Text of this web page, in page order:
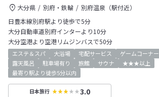
大分県 別府・鉄輪
別府温泉（駅付近）
日豊本線別府駅より徒歩で5分
大分自動車道別府インターより10分
大分空港より空港リムジンバスで50分
エステ＆スパ 大浴場 宅配サービス ゲームコーナー
露天風呂
駐車場有り 旅館 サウナ
★★★以上
最寄り駅より徒歩5分以内
日本旅行 3.0